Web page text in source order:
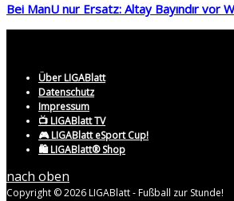
Bei ManU nur Ersatz: Altay Bayındır vor
Über LIGABlatt
Datenschutz
Impressum
📺 LIGABlatt TV
🎮 LIGABlatt eSport Cup!
🛍️ LIGABlatt® Shop
nach oben
Copyright © 2026 LIGABlatt - Fußball zur Stunde!